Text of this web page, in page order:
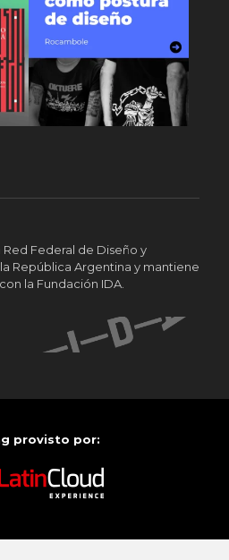
Red Federal de Diseño y
República Argentina y mantiene
la Fundación IDA.
provisto por: